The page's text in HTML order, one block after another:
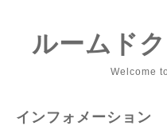
ルームド
Welcome
インフォメーション